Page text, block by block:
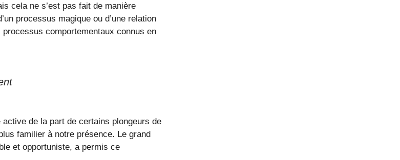
cela ne s’est pas fait de manière
processus magique ou d’une relation
processus comportementaux connus en
de la part de certains plongeurs de
familier à notre présence. Le grand
et opportuniste, a permis ce